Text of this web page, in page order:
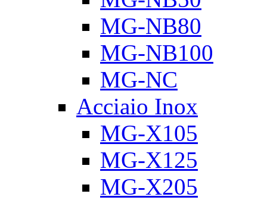
MG-NB80
MG-NB100
MG-NC
Acciaio Inox
MG-X105
MG-X125
MG-X205